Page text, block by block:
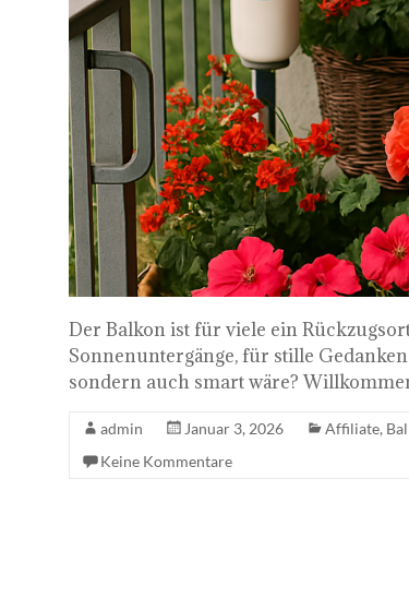
Der Balkon ist für viele ein
Sonnenuntergänge, für stille
sondern auch smart wäre?
admin Januar 3, 2026 Affiliate,
Keine Kommentare